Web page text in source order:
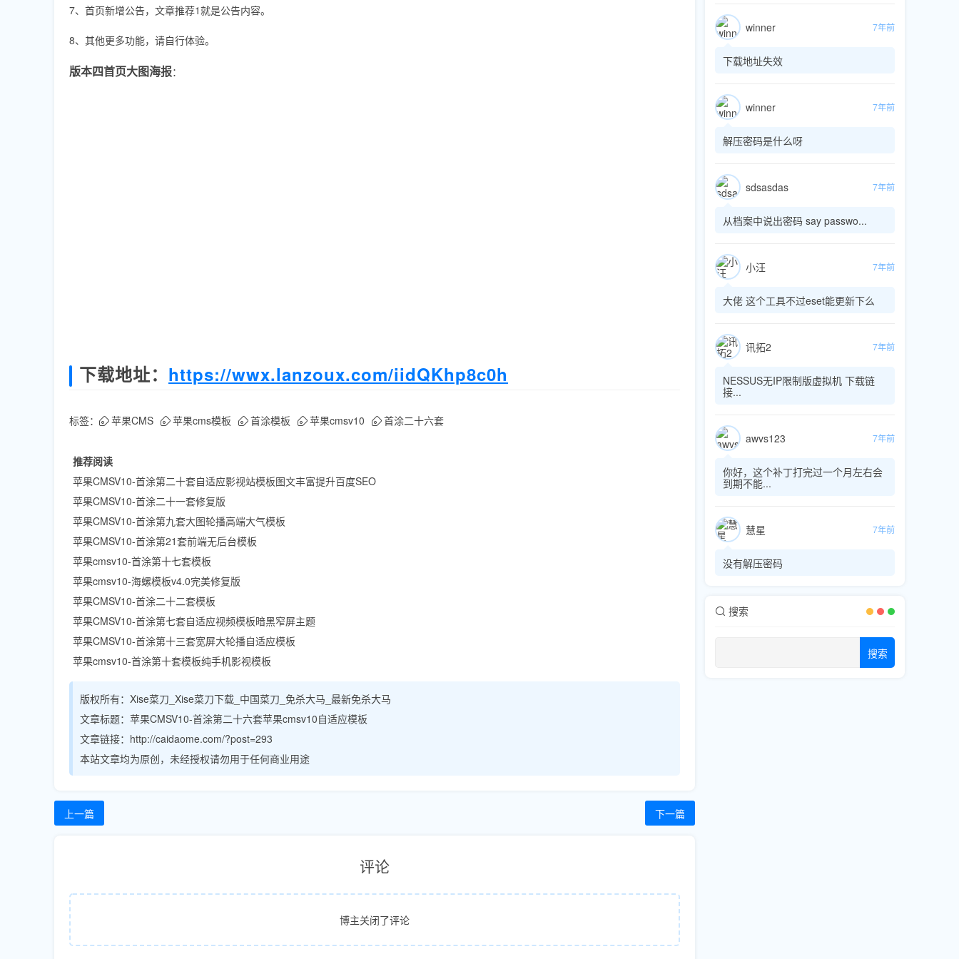
7、首页新增公告，文章推荐1就是公告内容。
8、其他更多功能，请自行体验。
版本四首页大图海报：
下载地址： https://wwx.lanzoux.com/iidQKhp8c0h
标签： 苹果CMS 苹果cms模板 首涂模板 苹果cmsv10 首涂二十六套
推荐阅读
苹果CMSV10-首涂第二十套自适应影视站模板图文丰富提升百度SEO
苹果CMSV10-首涂二十一套修复版
苹果CMSV10-首涂第九套大图轮播高端大气模板
苹果CMSV10-首涂第21套前端无后台模板
苹果cmsv10-首涂第十七套模板
苹果cmsv10-海螺模板v4.0完美修复版
苹果CMSV10-首涂二十二套模板
苹果CMSV10-首涂第七套自适应视频模板暗黑窄屏主题
苹果CMSV10-首涂第十三套宽屏大轮播自适应模板
苹果cmsv10-首涂第十套模板纯手机影视模板
版权所有： Xise菜刀_Xise菜刀下载_中国菜刀_免杀大马_最新免杀大马
文章标题： 苹果CMSV10-首涂第二十六套苹果cmsv10自适应模板
文章链接：http://caidaome.com/?post=293
本站文章均为原创，未经授权请勿用于任何商业用途
上一篇 下一篇
评论
博主关闭了评论
winner 7年前
下载地址失效
winner 7年前
解压密码是什么呀
sdsasdas 7年前
从档案中说出密码 say passwo...
小汪 7年前
大佬 这个工具不过eset能更新下么
讯拓2 7年前
NESSUS无IP限制版虚拟机 下载链
接...
awvs123 7年前
你好，这个补丁打完过一个月左右会
到期不能...
慧星 7年前
没有解压密码
搜索
搜索